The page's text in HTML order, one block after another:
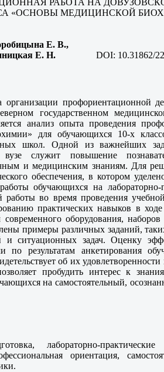
РАБОТА НА
«ОСНОВЫ МЕДИЦИНСКОЙ
Е. В.,
Е. Н. DOI: 10.31862/
организации профориентационной
государственном
анализ опыта проведения
для обучающихся 10-х
школ. Одной из важнейших
служит повышение
и медицинским знаниям. Для
обеспечения, в котором
обучающихся на
работы во время проведения
практических навыков в
современного оборудования,
примеры различных заданий,
и ситуационных задач. Оценку
по результатам анкетирования
об их
пробудить интерес к
на самостоятельный,
лабораторно-
ориентация,